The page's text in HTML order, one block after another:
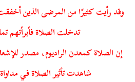
وقد رأيت كثيرًا من المرضى الذين
تدخلت الصلاة فأبرأتهم
إن الصلاة كمعدن الراديوم، مصدر
شاهدت تأثير الصلاة في